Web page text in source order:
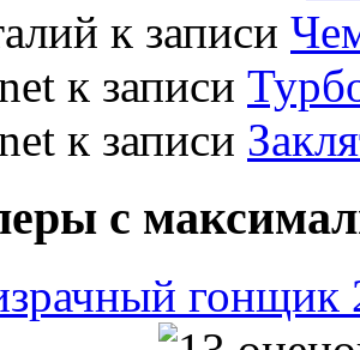
к записи
к записи
к записи
с
гонщик